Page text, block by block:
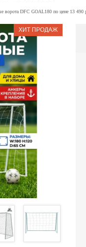
ворота DFC GOAL180 по цене 13